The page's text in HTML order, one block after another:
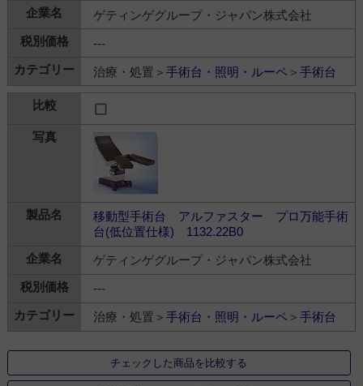
ゲティンゲグループ・ジャパン株式会社
---
治療・処置＞ 手術台・照明・ルーペ＞ 手術台
移動型手術台 アルファスター プロ万能手術
台(低位置仕様) 1132.22B0
ゲティンゲグループ・ジャパン株式会社
---
治療・処置＞ 手術台・照明・ルーペ＞ 手術台
チェックした商品を比較する